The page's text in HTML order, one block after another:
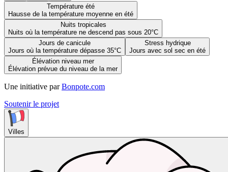
Température été
Hausse de la température moyenne en été
Nuits tropicales
Nuits où la température ne descend pas sous 20°C
Jours de canicule
Jours où la température dépasse 35°C
Stress hydrique
Jours avec sol sec en été
Élévation niveau mer
Élévation prévue du niveau de la mer
Une initiative par Bonpote.com
Soutenir le projet
Villes